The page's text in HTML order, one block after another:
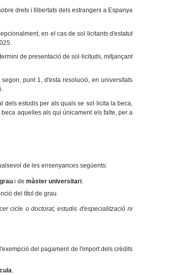
drets i llibertats dels estrangers a Espanya
en el cas de sol·licitants d'estatut
de presentació de sol·licituds, mitjançant
punt 1, d'esta resolució, en universitats
estudis per als quals se sol·licita la beca,
aquelles als qui únicament els falte, per a
de les ensenyances següents:
graui de màster universitari.
del títol de grau.
cicle o doctorat, estudis d'especialització ni
del pagament de l'import dels crèdits
.